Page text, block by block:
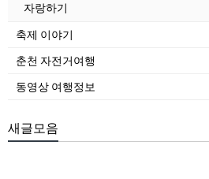
자랑하기
축제 이야기
춘천 자전거여행
동영상 여행정보
새글모음